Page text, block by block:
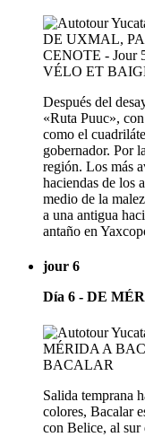
Después del
«Ruta Puuc»,
como el
gobernador. Por
región. Los más
haciendas de los
medio de la
a una antigua
antaño en
jour 6
Día 6 - DE
Salida temprana
colores, Bacalar
con Belice, al sur